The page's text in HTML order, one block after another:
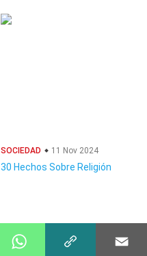
SOCIEDAD 11 Nov 2024
30 Hechos Sobre Religión